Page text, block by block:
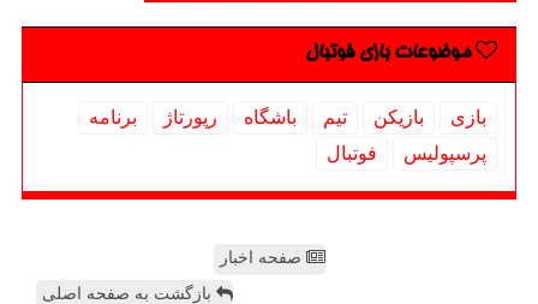
موضوعات بازی فوتبال
بازی بازیكن تیم باشگاه رپورتاژ
برنامه
پرسپولیس
فوتبال
صفحه اخبار
بازگشت به صفحه اصلی